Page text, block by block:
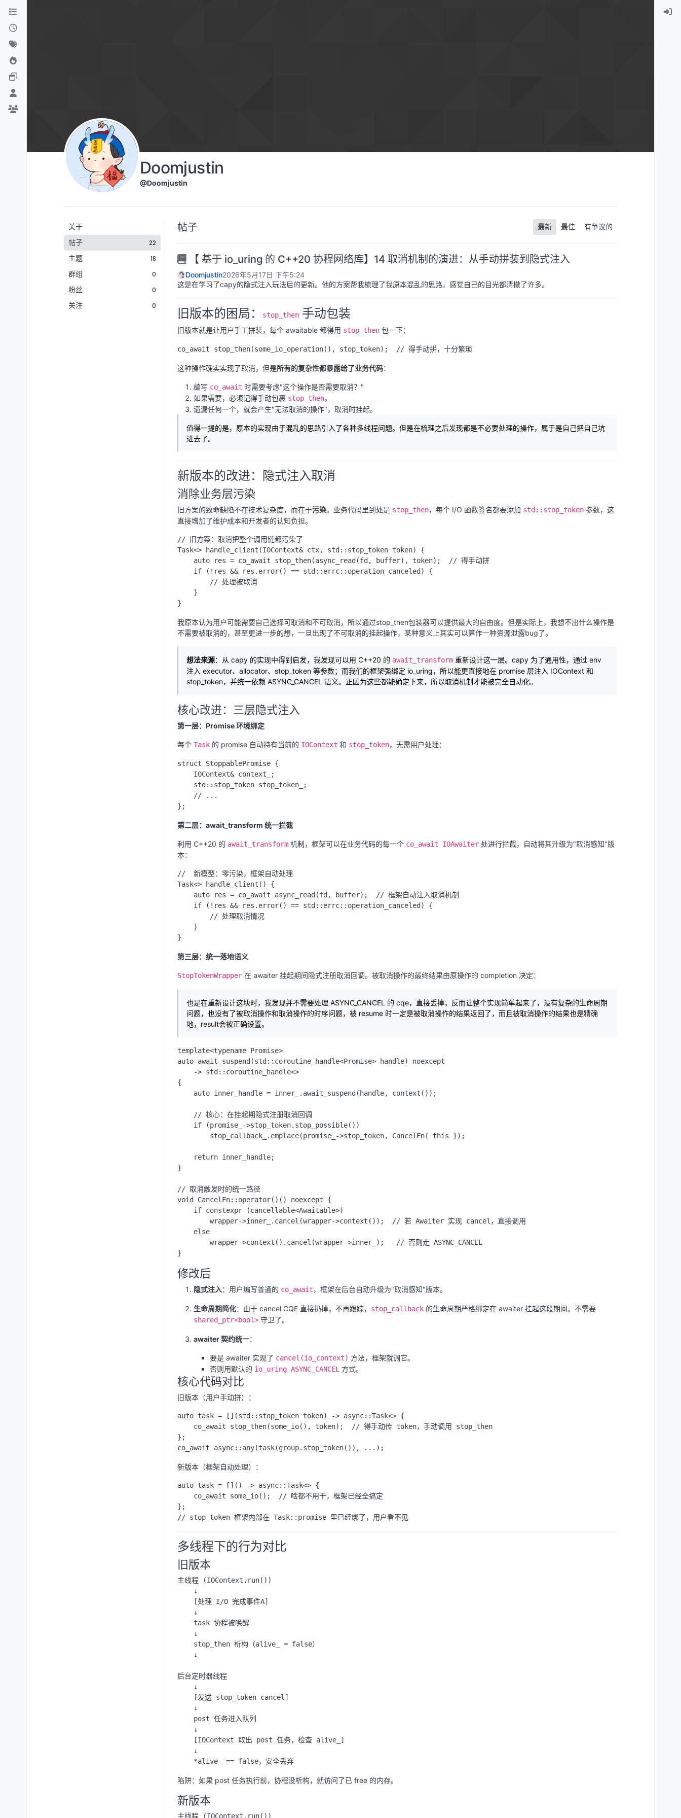
跳转至内容
Doomjustin
@Doomjustin
关于
帖子
22
主题 18
群组 0
粉丝 0
关注 0
帖子 最新 最佳 有争议的
【 基于 io_uring 的 C++20 协程网络库】14 取消机制的演进：从手动拼装到隐式注入
Doomjustin2026年5月17日 下午5:24
这是在学习了capy的隐式注入玩法后的更新。他的方案帮我梳理了我原本混乱的思路，感觉自己的目光都清撤了许多。
旧版本的困局： stop_then 手动包装
旧版本就是让用户手工拼装，每个 awaitable 都得用 stop_then 包一下：
这种操作确实实现了取消，但是所有的复杂性都暴露给了业务代码：
编写 co_await 时需要考虑"这个操作是否需要取消？"
如果需要，必须记得手动包裹 stop_then。
遗漏任何一个，就会产生"无法取消的操作"，取消时挂起。
值得一提的是，原本的实现由于混乱的思路引入了各种多线程问题。但是在梳理之后发现都是不必要处理的操作，属于是自己把自己坑
进去了。
新版本的改进：隐式注入取消
消除业务层污染
旧方案的致命缺陷不在技术复杂度，而在于污染。业务代码里到处是 stop_then，每个 I/O 函数签名都要添加 std::stop_token 参数，这
直接增加了维护成本和开发者的认知负担。
// 旧方案：取消把整个调用链都污染了
Task<> handle_client(IOContext& ctx, std::stop_token token) {
    auto res = co_await stop_then(async_read(fd, buffer), token);  // 得手动拼
    if (!res && res.error() == std::errc::operation_canceled) {
        // 处理被取消
    }
我原本认为用户可能需要自己选择可取消和不可取消，所以通过stop_then包装器可以提供最大的自由度。但是实际上，我想不出什么操作是
不需要被取消的，甚至更进一步的想，一旦出现了不可取消的挂起操作，某种意义上其实可以算作一种资源泄露bug了。
想法来源：从 capy 的实现中得到启发，我发现可以用 C++20 的 await_transform 重新设计这一层。capy 为了通用性，通过 env
注入 executor、allocator、stop_token 等参数；而我们的框架强绑定 io_uring，所以能更直接地在 promise 层注入 IOContext 和
stop_token，并统一依赖 ASYNC_CANCEL 语义。正因为这些都能确定下来，所以取消机制才能被完全自动化。
核心改进：三层隐式注入
第一层：Promise 环境绑定
每个 Task 的 promise 自动持有当前的 IOContext 和 stop_token，无需用户处理：
struct StoppablePromise {
    IOContext& context_;
    std::stop_token stop_token_;
    // ...
第二层：await_transform 统一拦截
利用 C++20 的 await_transform 机制，框架可以在业务代码的每一个 co_await IOAwaiter 处进行拦截，自动将其升级为"取消感知"版
本：
//  新模型：零污染，框架自动处理
Task<> handle_client() {
    auto res = co_await async_read(fd, buffer);  // 框架自动注入取消机制
    if (!res && res.error() == std::errc::operation_canceled) {
        // 处理取消情况
    }
第三层：统一落地语义
StopTokenWrapper 在 awaiter 挂起期间隐式注册取消回调。被取消操作的最终结果由原操作的 completion 决定：
也是在重新设计这块时，我发现并不需要处理 ASYNC_CANCEL 的 cqe，直接丢掉，反而让整个实现简单起来了，没有复杂的生命周期
问题，也没有了被取消操作和取消操作的时序问题，被 resume 时一定是被取消操作的结果返回了，而且被取消操作的结果也是精确
地，result会被正确设置。
template<typename Promise>
auto await_suspend(std::coroutine_handle<Promise> handle) noexcept
    -> std::coroutine_handle<>
{
    auto inner_handle = inner_.await_suspend(handle, context());
    // 核心：在挂起期隐式注册取消回调
    if (promise_->stop_token.stop_possible())
        stop_callback_.emplace(promise_->stop_token, CancelFn{ this });
    return inner_handle;
}
// 取消触发时的统一路径
void CancelFn::operator()() noexcept {
    if constexpr (cancellable<Awaitable>)
        wrapper->inner_.cancel(wrapper->context());  // 若 Awaiter 实现 cancel，直接调用
    else
        wrapper->context().cancel(wrapper->inner_);   // 否则走 ASYNC_CANCEL
修改后
隐式注入：用户编写普通的 co_await，框架在后台自动升级为"取消感知"版本。
生命周期简化：由于 cancel CQE 直接扔掉，不再跟踪， stop_callback 的生命周期严格绑定在 awaiter 挂起这段期间。不需要
shared_ptr<bool> 守卫了。
awaiter 契约统一：
要是 awaiter 实现了 cancel(io_context) 方法，框架就调它。
否则用默认的 io_uring ASYNC_CANCEL 方式。
核心代码对比
旧版本（用户手动拼）：
auto task = [](std::stop_token token) -> async::Task<> {
    co_await stop_then(some_io(), token);  // 得手动传 token，手动调用 stop_then
};
新版本（框架自动处理）：
auto task = []() -> async::Task<> {
    co_await some_io();  // 啥都不用干，框架已经全搞定
};
多线程下的行为对比
旧版本
主线程 (IOContext.run())
    ↓
    [处理 I/O 完成事件A]
    ↓
    task 协程被唤醒
    ↓
    stop_then 析构（alive_ = false）
    ↓
后台定时器线程
    ↓
    [发送 stop_token cancel]
    ↓
    post 任务进入队列
    ↓
    [IOContext 取出 post 任务，检查 alive_]
    ↓
陷阱：如果 post 任务执行前，协程没析构，就访问了已 free 的内存。
新版本
主线程 (IOContext.run())